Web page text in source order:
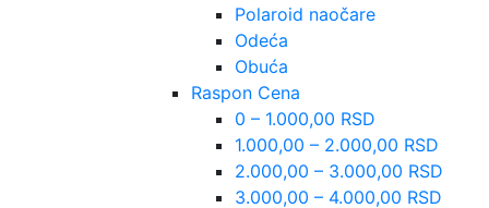
Polaroid naočare
Odeća
Obuća
Raspon Cena
0 – 1.000,00 RSD
1.000,00 – 2.000,00 RSD
2.000,00 – 3.000,00 RSD
3.000,00 – 4.000,00 RSD